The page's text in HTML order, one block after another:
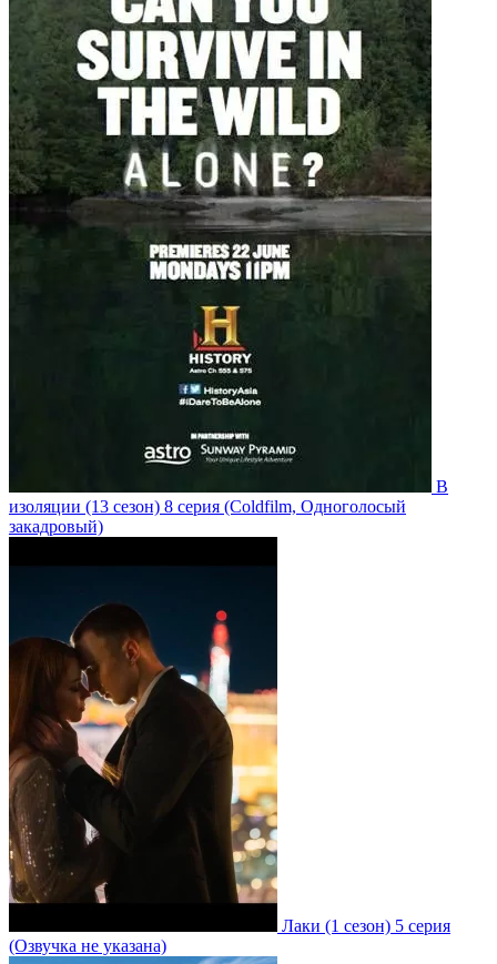
В
изоляции (13 сезон) 8 серия (Coldfilm, Одноголосый
закадровый)
Лаки (1 сезон) 5 серия
(Озвучка не указана)